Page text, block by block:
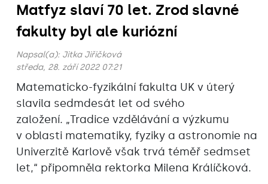
Matfyz slaví 70 let. Zrod slavné
fakulty byl ale kuriózní
Napsal(a): Jitka Jiřičková
středa, 28. září 2022 07:21
Matematicko-fyzikální fakulta UK v úterý
slavila sedmdesát let od svého
založení. „Tradice vzdělávání a výzkumu
v oblasti matematiky, fyziky a astronomie na
Univerzitě Karlově však trvá téměř sedmset
let,“ připomněla rektorka Milena Králíčková.